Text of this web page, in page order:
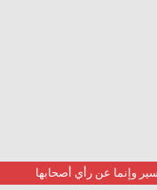
وإنما عن رأي أصحابها